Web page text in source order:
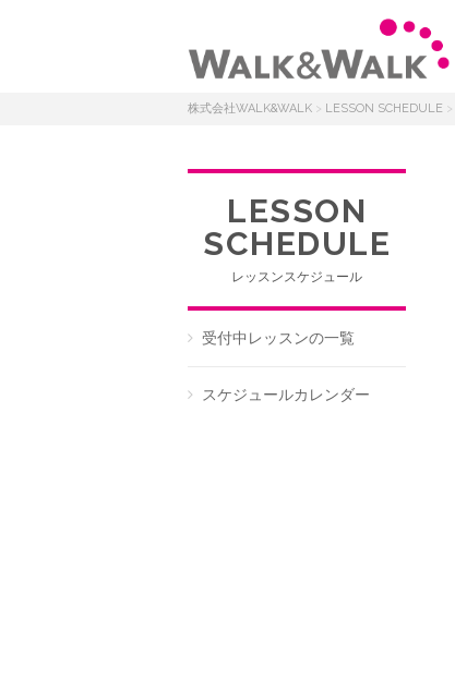
株式会社WALK&WALK > LESSON SCHEDULE >
LESSON
SCHEDULE
レッスンスケジュール
受付中レッスンの一覧
スケジュールカレンダー